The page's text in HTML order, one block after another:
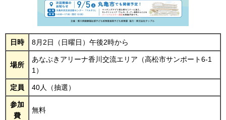
日時 8月2日（日曜日）午後2時から
場所
あなぶきアリーナ香川交流エリア（高松市サンポート6-1
1）
定員 40人（抽選）
参加
費
無料